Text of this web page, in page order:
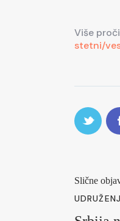
Više
stetni/
Slične